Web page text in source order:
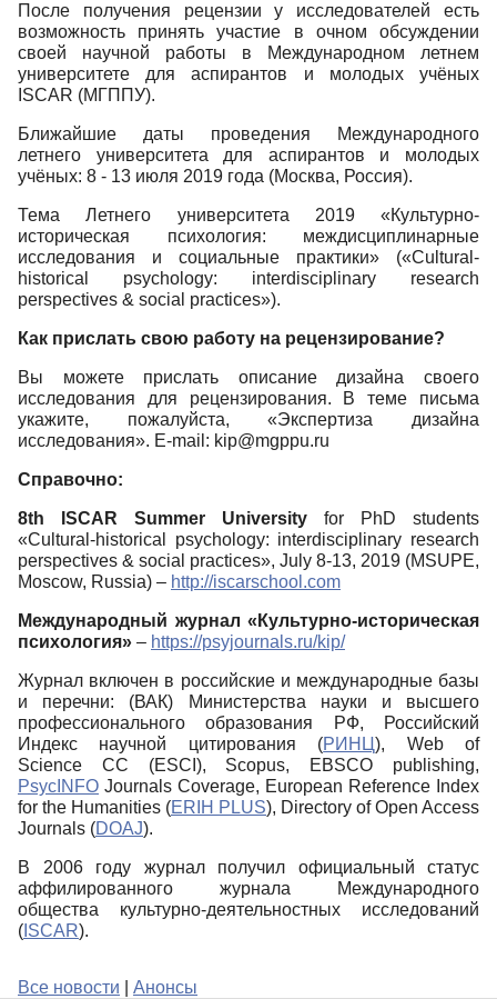
После получения рецензии у исследователей есть
возможность принять участие в очном обсуждении
своей научной работы в Международном летнем
университете для аспирантов и молодых учёных
ISCAR (МГППУ).
Ближайшие даты проведения Международного
летнего университета для аспирантов и молодых
учёных: 8 - 13 июля 2019 года (Москва, Россия).
Тема Летнего университета 2019 «Культурно-
историческая психология: междисциплинарные
исследования и социальные практики» («Cultural-
historical psychology: interdisciplinary research
perspectives & social practices»).
Как прислать свою работу на рецензирование?
Вы можете прислать описание дизайна своего
исследования для рецензирования. В теме письма
укажите, пожалуйста, «Экспертиза дизайна
исследования». E-mail: kip@mgppu.ru
Справочно:
8th ISCAR Summer University for PhD students
«Cultural-historical psychology: interdisciplinary research
perspectives & social practices», July 8-13, 2019 (MSUPE,
Moscow, Russia) – http://iscarschool.com
Международный журнал «Культурно-историческая
психология» – https://psyjournals.ru/kip/
Журнал включен в российские и международные базы
и перечни: (ВАК) Министерства науки и высшего
профессионального образования РФ, Российский
Индекс научной цитирования (РИНЦ), Web of
Science CC (ESCI), Scopus, EBSCO publishing,
PsycINFO Journals Coverage, European Reference Index
for the Humanities (ERIH PLUS), Directory of Open Access
Journals (DOAJ).
В 2006 году журнал получил официальный статус
аффилированного журнала Международного
общества культурно-деятельностных исследований
( ISCAR).
Все новости Анонсы